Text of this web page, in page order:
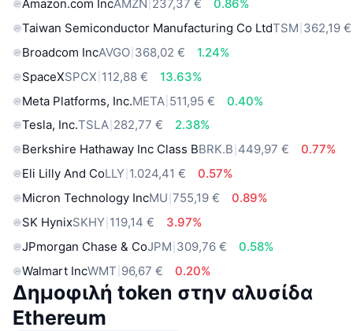
Amazon.com IncAMZN 237,37 €
0.86%
Taiwan Semiconductor Manufacturing Co LtdTSM 362,19 €
Broadcom IncAVGO 368,02 €
1.24%
SpaceXSPCX 112,88 €
13.63%
Meta Platforms, Inc.META 511,95 €
0.40%
Tesla, Inc.TSLA 282,77 €
2.38%
Berkshire Hathaway Inc Class BBRK.B 449,97 €
0.77%
Eli Lilly And CoLLY 1.024,41 €
0.57%
Micron Technology IncMU 755,19 €
0.89%
SK HynixSKHY 119,14 €
3.97%
JPmorgan Chase & CoJPM 309,76 €
0.58%
Walmart IncWMT 96,67 € 0.20%
Δημοφιλή token στην αλυσίδα
Ethereum